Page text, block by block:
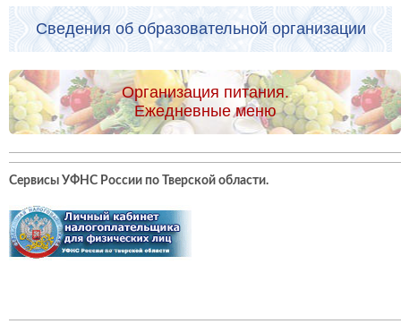
Сведения об образовательной организации
Организация питания.
Ежедневные меню
Сервисы УФНС России по Тверской области.